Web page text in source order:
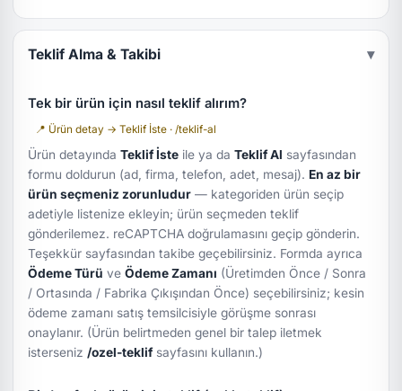
Teklif Alma & Takibi ▾
Tek bir ürün için nasıl teklif alırım?
📍 Ürün detay → Teklif İste · /teklif-al
Ürün detayındaTeklif İste ile ya daTeklif Al sayfasından
formu doldurun (ad, firma, telefon, adet, mesaj). En az bir
ürün seçmeniz zorunludur — kategoriden ürün seçip
adetiyle listenize ekleyin; ürün seçmeden teklif
gönderilemez. reCAPTCHA doğrulamasını geçip gönderin.
Teşekkür sayfasından takibe geçebilirsiniz. Formda ayrıca
Ödeme Türü veÖdeme Zamanı (Üretimden Önce / Sonra
/ Ortasında / Fabrika Çıkışından Önce) seçebilirsiniz; kesin
ödeme zamanı satış temsilcisiyle görüşme sonrası
onaylanır. (Ürün belirtmeden genel bir talep iletmek
isterseniz /ozel-teklifsayfasını kullanın.)